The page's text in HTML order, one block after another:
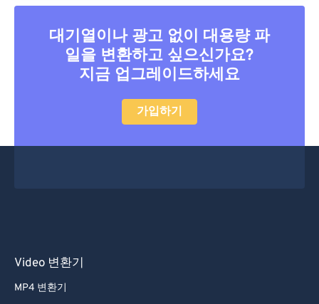
대기열이나 광고 없이 대용량 파
일을 변환하고 싶으신가요?
지금 업그레이드하세요
가입하기
Video 변환기
MP4 변환기